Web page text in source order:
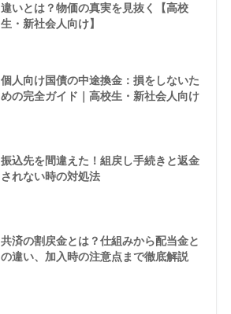
違いとは？物価の真実を見抜く【高校
生・新社会人向け】
個人向け国債の中途換金：損をしないた
めの完全ガイド｜高校生・新社会人向け
振込先を間違えた！組戻し手続きと返金
されない時の対処法
共済の割戻金とは？仕組みから配当金と
の違い、加入時の注意点まで徹底解説